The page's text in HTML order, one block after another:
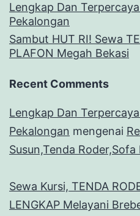
Lengkap Dan
Pekalongan
Sambut HUT RI! Sewa
PLAFON Megah Bekasi
Recent Comments
Lengkap Dan
Pekalongan mengenai
Susun,Tenda Roder,Sofa
Sewa Kursi, TENDA
LENGKAP Melayani